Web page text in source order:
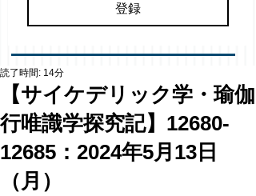
登録
【サイケデリック学・瑜伽
行唯識学探究記】12680-
12685：2024年5月13日
（月）
読了時間: 14分